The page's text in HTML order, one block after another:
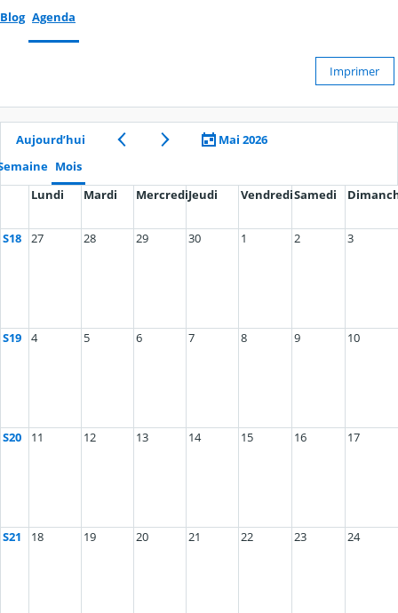
Blog Agenda
Imprimer
Aujourd’hui
Mai 2026
Mois
Lundi
Mardi MercrediJeudi VendrediSamedi
S18 27 28 29 30 1 2 3
S19 4 5 6 7 8 9 10
S20 11 12 13 14 15 16 17
S21 18 19 20 21 22 23 24